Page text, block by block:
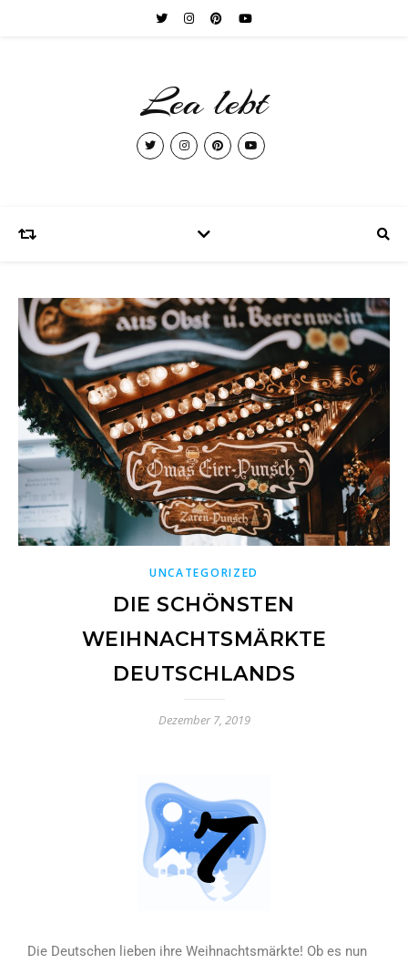
Lea lebt
UNCATEGORIZED
DIE SCHÖNSTEN
WEIHNACHTSMÄRKTE
DEUTSCHLANDS
Dezember 7, 2019
7
Die Deutschen lieben ihre Weihnachtsmärkte! Ob es nun